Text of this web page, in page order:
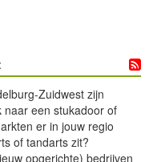
Zuidwest zijn
naar een stukadoor of
er in jouw regio
of tandarts zit?
opgerichte) bedrijven